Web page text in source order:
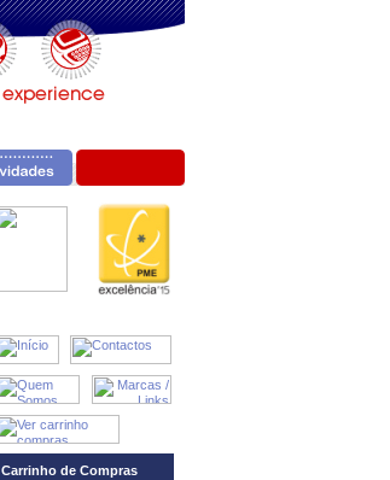
Carrinho de Compras